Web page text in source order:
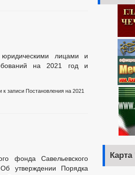
лицами и
на 2021 год и
к записи Постановления на 2021
фонда Савельевского
утверждении Порядка